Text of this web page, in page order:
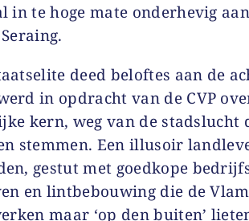
in te hoge mate onderhevig
deed beloftes aan de
in opdracht van de CVP
kern, weg van de stadslucht
stemmen. Een illusoir
gestut met goedkope
en lintbebouwing die de
maar ‘op den buiten’